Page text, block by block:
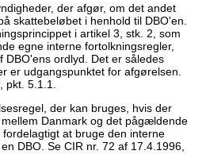
der afgør, om det andet
skattebeløbet i henhold til DBO'en.
i artikel 3, stk. 2, som
egne interne fortolkningsregler,
DBO'ens ordlyd. Det er således
er udgangspunktet for afgørelsen.
5.1.1.
der kan bruges, hvis der
Danmark og det pågældende
at bruge den interne
DBO. Se CIR nr. 72 af 17.4.1996,